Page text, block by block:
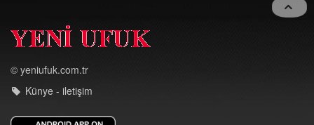
© yeniufuk.com.tr
Künye - iletişim